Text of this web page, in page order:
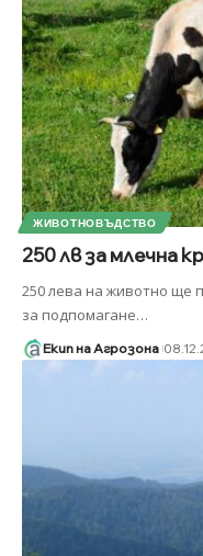
ЖИВОТНОВЪДСТВО
250 лв за млечна
250 лева на животно ще
за подпомагане…
Екип на Агрозона